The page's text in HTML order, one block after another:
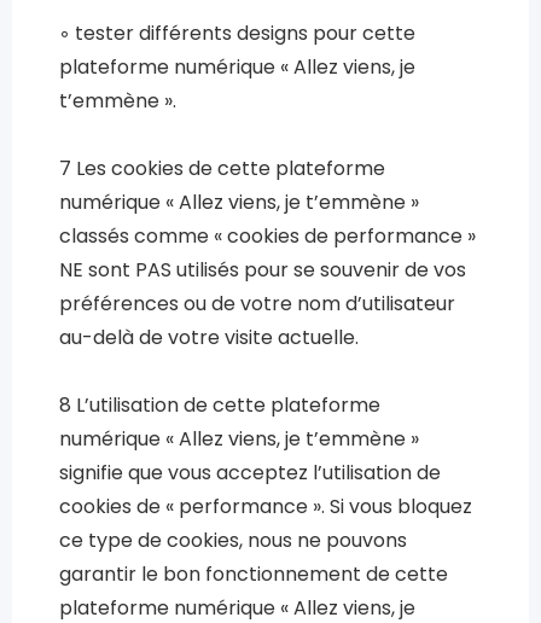
◦ tester différents designs pour cette
plateforme numérique « Allez viens, je
t’emmène ».
7 Les cookies de cette plateforme
numérique « Allez viens, je t’emmène »
classés comme « cookies de performance »
NE sont PAS utilisés pour se souvenir de vos
préférences ou de votre nom d’utilisateur
au-delà de votre visite actuelle.
8 L’utilisation de cette plateforme
numérique « Allez viens, je t’emmène »
signifie que vous acceptez l’utilisation de
cookies de « performance ». Si vous bloquez
ce type de cookies, nous ne pouvons
garantir le bon fonctionnement de cette
plateforme numérique « Allez viens, je